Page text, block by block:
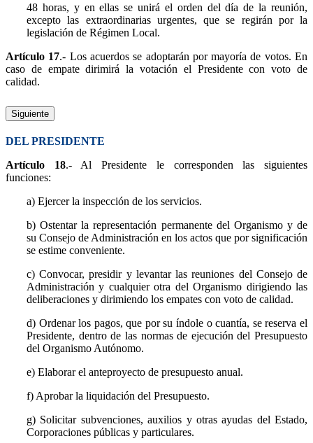
48 horas, y en ellas se unirá el orden del día de la reunión,
excepto las extraordinarias urgentes, que se regirán por la
legislación de Régimen Local.
Artículo 17.- Los acuerdos se adoptarán por mayoría de votos. En
caso de empate dirimirá la votación el Presidente con voto de
calidad.
Siguiente
DEL PRESIDENTE
Artículo 18.- Al Presidente le corresponden las siguientes
funciones:
a) Ejercer la inspección de los servicios.
b) Ostentar la representación permanente del Organismo y de
su Consejo de Administración en los actos que por significación
se estime conveniente.
c) Convocar, presidir y levantar las reuniones del Consejo de
Administración y cualquier otra del Organismo dirigiendo las
deliberaciones y dirimiendo los empates con voto de calidad.
d) Ordenar los pagos, que por su índole o cuantía, se reserva el
Presidente, dentro de las normas de ejecución del Presupuesto
del Organismo Autónomo.
e) Elaborar el anteproyecto de presupuesto anual.
f) Aprobar la liquidación del Presupuesto.
g) Solicitar subvenciones, auxilios y otras ayudas del Estado,
Corporaciones públicas y particulares.